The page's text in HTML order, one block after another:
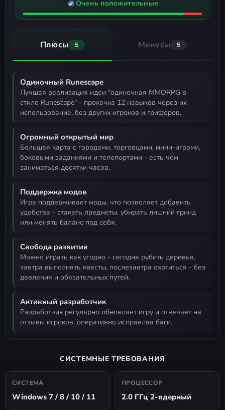
Очень положительные
Плюсы 5 Минусы 5
Одиночный Runescape
лучшая реализация идеи "одиночная MMORPG в
стиле Runescape" - прокачка 12 навыков через их
использование, без других игроков и гриферов.
Огромный открытый мир
большая карта с городами, торговцами, мини-играми,
боковыми заданиями и телепортами - есть чем
заниматься десятки часов.
Поддержка модов
игра поддерживает моды, что позволяет добавить
удобства - стакать предметы, убирать лишний гринд
или менять баланс под себя.
Свобода развития
можно играть как угодно - сегодня рубить деревья,
завтра выполнять квесты, послезавтра охотиться - без
давления и обязательных путей.
Активный разработчик
разработчик регулярно обновляет игру и отвечает на
отзывы игроков, оперативно исправляя баги.
СИСТЕМНЫЕ ТРЕБОВАНИЯ
СИСТЕМА
Windows 7 / 8 / 10 / 11
ПРОЦЕССОР
2.0 ГГц 2-ядерный